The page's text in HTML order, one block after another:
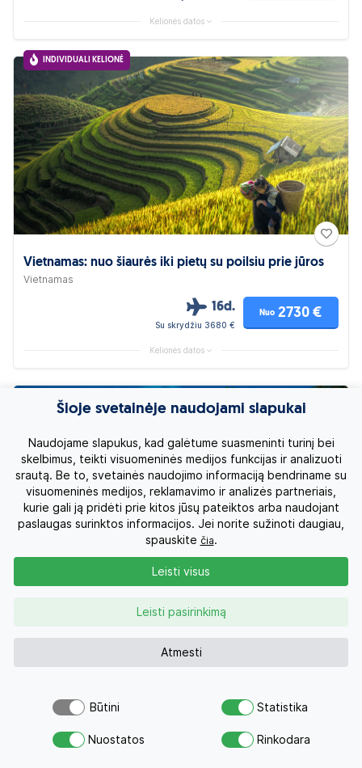
Kelionės datos
INDIVIDUALI KELIONĖ
Vietnamas: nuo šiaurės iki pietų su poilsiu prie jūros
Vietnamas
16d.
Su skrydžiu 3680 €
Nuo 2730 €
Kelionės datos
10d.
Su skrydžiu 2060 €
1160 €
Savo svajonių atostogoms
domėjosi 27 žmonės
Šioje svetainėje naudojami slapukai
Naudojame slapukus, kad galėtume suasmeninti turinį bei
skelbimus, teikti visuomeninės medijos funkcijas ir analizuoti
srautą. Be to, svetainės naudojimo informaciją bendriname su
visuomeninės medijos, reklamavimo ir analizės partneriais,
kurie gali ją pridėti prie kitos jūsų pateiktos arba naudojant
paslaugas surinktos informacijos. Jei norite sužinoti daugiau,
spauskite čia.
Atmesti
Leisti pasirinkimą
Leisti visus
Būtini Statistika
Nuostatos Rinkodara